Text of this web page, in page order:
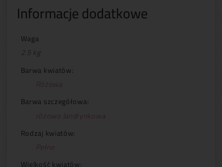
Informacje dodatkowe
Waga
2.5 kg
Barwa kwiatów:
Różowa
Barwa szczegółowa:
różowo landrynkowa
Rodzaj kwiatów:
Pełne